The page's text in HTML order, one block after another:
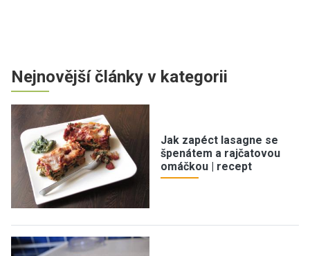
Nejnovější články v kategorii
Jak zapéct lasagne se
špenátem a rajčatovou
omáčkou | recept